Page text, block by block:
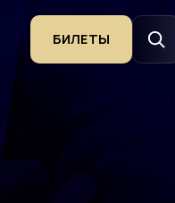
БИЛЕТЫ